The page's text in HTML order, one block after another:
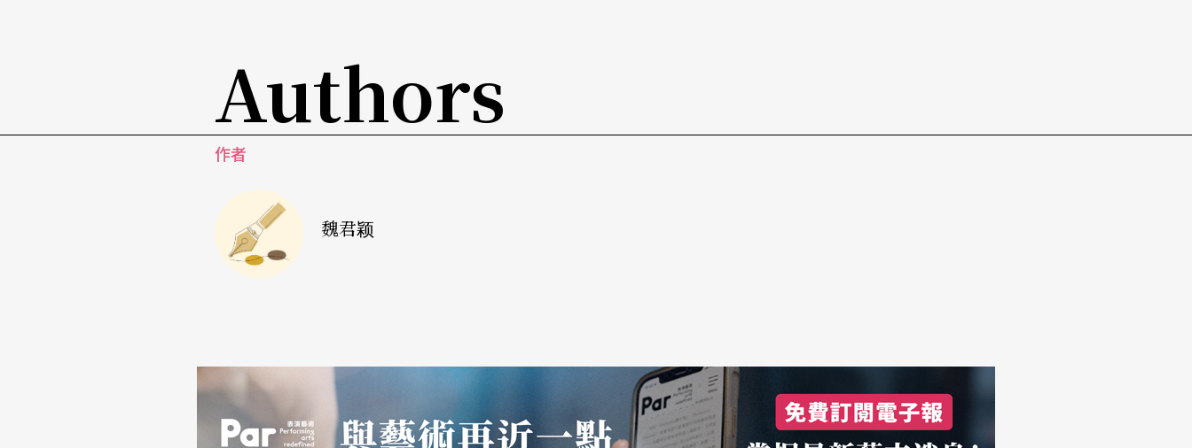
和《傅满洲情结》外，今年四月在Hampstead Theatre所上演的
以中国政府逮捕异议艺术家艾未未为题，以其被监禁的经验发展成为剧作。华裔
演员Benedict Wong 先是在此剧中扮演艾未未，随后又在
Chimerica
吃重的角色及内心的纠结而言，演技可圈可点。短短一年内，伦敦剧场便有了三出与中国有关的
Authors
作者
魏君颖